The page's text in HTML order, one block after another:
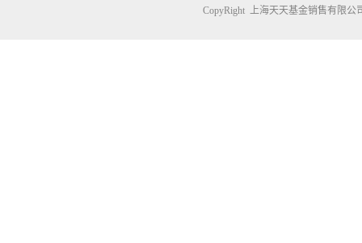
CopyRight 上海天天基金销售有限